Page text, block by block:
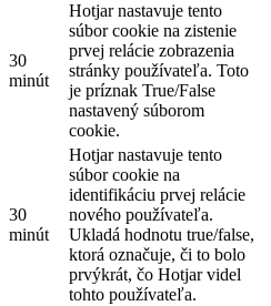
30
minút
Hotjar nastavuje tento
súbor cookie na zistenie
prvej relácie zobrazenia
stránky používateľa. Toto
je príznak True/False
nastavený súborom
cookie.
30
minút
Hotjar nastavuje tento
súbor cookie na
identifikáciu prvej relácie
nového používateľa.
Ukladá hodnotu true/false,
ktorá označuje, či to bolo
prvýkrát, čo Hotjar videl
tohto používateľa.